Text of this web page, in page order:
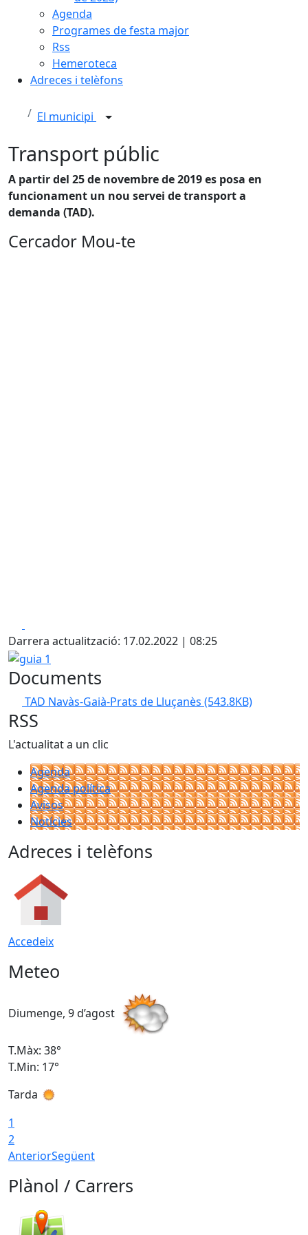
Agenda
Programes de festa major
Rss
Hemeroteca
Adreces i telèfons
El municipi
Transport públic
A partir del 25 de novembre de 2019 es posa en
funcionament un nou servei de transport a
demanda (TAD).
Cercador Mou-te
Darrera actualització: 17.02.2022 | 08:25
guia 1
Documents
TAD Navàs-Gaià-Prats de Lluçanès (543.8KB)
RSS
L'actualitat a un clic
Agenda
Agenda política
Avisos
Notícies
Adreces i telèfons
Accedeix
Meteo
Diumenge, 9 d’agost
T.Màx: 38°
T.Min: 17°
Tarda
1
2
AnteriorSegüent
Plànol / Carrers